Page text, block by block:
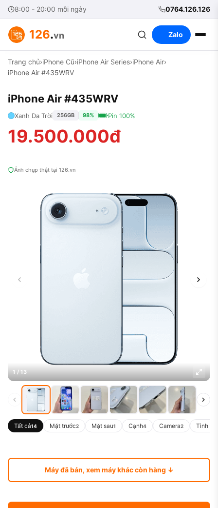
8:00 - 20:00 mỗi ngày 0764.126.126
126.vn Zalo
Trang chủ›iPhone Cũ›iPhone Air Series›iPhone Air›
iPhone Air #435WRV
Ảnh chụp thật tại 126.vn
1 / 13
Tất cả14 Mặt trước2 Mặt sau1 Cạnh4 Camera2 Tình
iPhone Air #435WRV
Xanh Da Trời 256GB 98% Pin 100%
19.500.000đ
Máy đã bán, xem máy khác còn hàng ↓